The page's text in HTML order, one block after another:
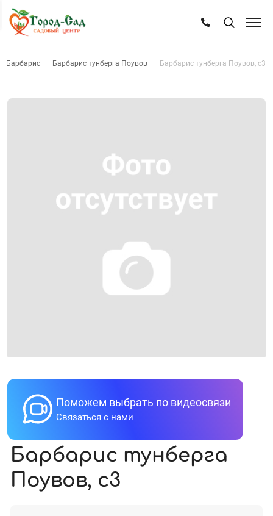
Барбарис — Барбарис тунберга Поувов — Барбарис тунберга Поувов, с3
Поможем выбрать по видеосвязи
Связаться с нами
Барбарис тунберга
Поувов, с3